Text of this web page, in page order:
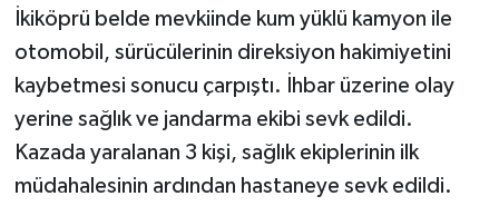
İkiköprü belde mevkiinde kum yüklü kamyon ile
otomobil, sürücülerinin direksiyon hakimiyetini
kaybetmesi sonucu çarpıştı. İhbar üzerine olay
yerine sağlık ve jandarma ekibi sevk edildi.
Kazada yaralanan 3 kişi, sağlık ekiplerinin ilk
müdahalesinin ardından hastaneye sevk edildi.
GÜNDEM
Güvenlik
İNSAN